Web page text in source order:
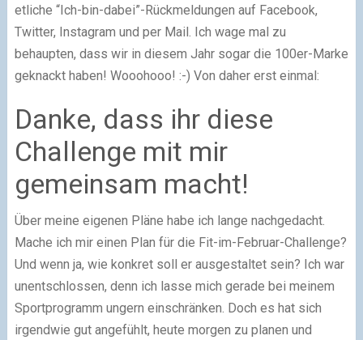
etliche “Ich-bin-dabei”-Rückmeldungen auf Facebook,
Twitter, Instagram und per Mail. Ich wage mal zu
behaupten, dass wir in diesem Jahr sogar die 100er-Marke
geknackt haben! Wooohooo! :-) Von daher erst einmal:
Danke, dass ihr diese
Challenge mit mir
gemeinsam macht!
Über meine eigenen Pläne habe ich lange nachgedacht.
Mache ich mir einen Plan für die Fit-im-Februar-Challenge?
Und wenn ja, wie konkret soll er ausgestaltet sein? Ich war
unentschlossen, denn ich lasse mich gerade bei meinem
Sportprogramm ungern einschränken. Doch es hat sich
irgendwie gut angefühlt, heute morgen zu planen und